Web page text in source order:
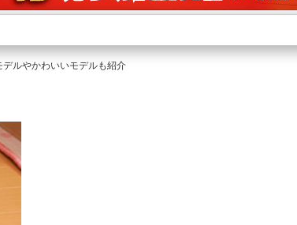
す
店舗サービス
ネット取り置き
ルやかわいいモデルも紹介